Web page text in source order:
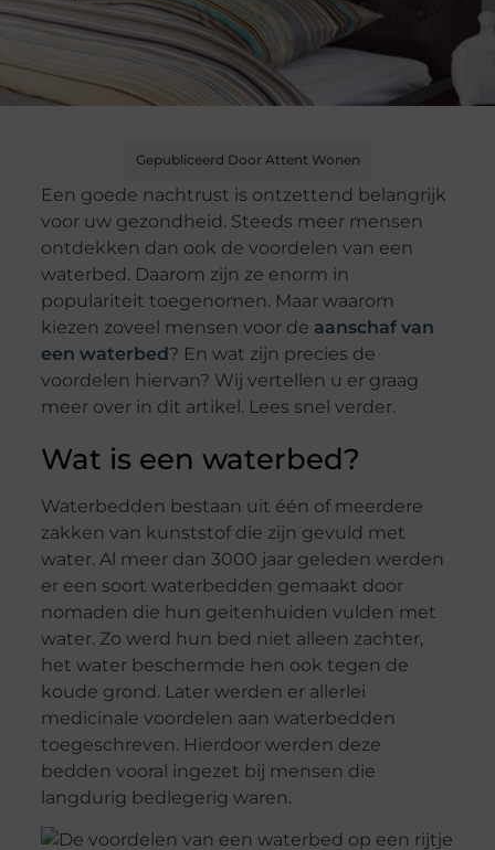
Gepubliceerd Door Attent Wonen
Een goede nachtrust is ontzettend belangrijk
voor uw gezondheid. Steeds meer mensen
ontdekken dan ook de voordelen van een
waterbed. Daarom zijn ze enorm in
populariteit toegenomen. Maar waarom
kiezen zoveel mensen voor de aanschaf van
een waterbed? En wat zijn precies de
voordelen hiervan? Wij vertellen u er graag
meer over in dit artikel. Lees snel verder.
Wat is een waterbed?
Waterbedden bestaan uit één of meerdere
zakken van kunststof die zijn gevuld met
water. Al meer dan 3000 jaar geleden werden
er een soort waterbedden gemaakt door
nomaden die hun geitenhuiden vulden met
water. Zo werd hun bed niet alleen zachter,
het water beschermde hen ook tegen de
koude grond. Later werden er allerlei
medicinale voordelen aan waterbedden
toegeschreven. Hierdoor werden deze
bedden vooral ingezet bij mensen die
langdurig bedlegerig waren.